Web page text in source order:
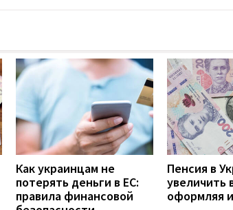
Как украинцам не
потерять деньги в ЕС:
правила финансовой
Пенсия в
увеличить
оформляя